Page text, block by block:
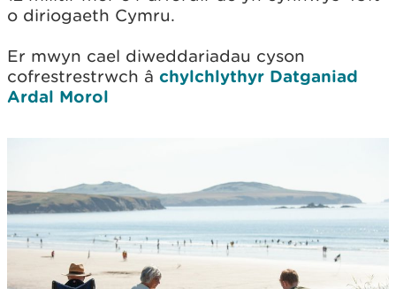
o diriogaeth Cymru.
Er mwyn cael diweddariadau cyson
cofrestrestrwch â chylchlythyr Datganiad
Ardal Morol